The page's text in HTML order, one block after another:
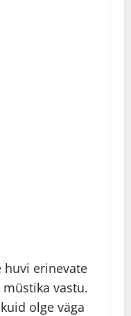
huvi erinevate
vastu.
olge väga